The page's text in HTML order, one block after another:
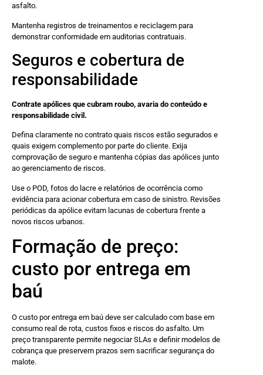
asfalto.
Mantenha registros de treinamentos e reciclagem para
demonstrar conformidade em auditorias contratuais.
Seguros e cobertura de
responsabilidade
Contrate apólices que cubram roubo, avaria do conteúdo e
responsabilidade civil.
Defina claramente no contrato quais riscos estão segurados e
quais exigem complemento por parte do cliente. Exija
comprovação de seguro e mantenha cópias das apólices junto
ao gerenciamento de riscos.
Use o POD, fotos do lacre e relatórios de ocorrência como
evidência para acionar cobertura em caso de sinistro. Revisões
periódicas da apólice evitam lacunas de cobertura frente a
novos riscos urbanos.
Formação de preço:
custo por entrega em
baú
O custo por entrega em baú deve ser calculado com base em
consumo real de rota, custos fixos e riscos do asfalto. Um
preço transparente permite negociar SLAs e definir modelos de
cobrança que preservem prazos sem sacrificar segurança do
malote.